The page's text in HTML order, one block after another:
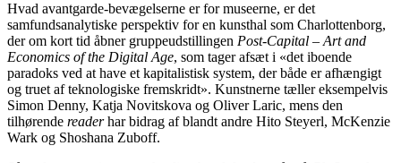
Hvad avantgarde-bevægelserne er for museerne, er det
samfundsanalytiske perspektiv for en kunsthal som Charlottenborg,
der om kort tid åbner gruppeudstillingen Post-Capital – Art and
Economics of the Digital Age, som tager afsæt i «det iboende
paradoks ved at have et kapitalistisk system, der både er afhængigt
og truet af teknologiske fremskridt». Kunstnerne tæller eksempelvis
Simon Denny, Katja Novitskova og Oliver Laric, mens den
tilhørende readerhar bidrag af blandt andre Hito Steyerl, McKenzie
Wark og Shoshana Zuboff.